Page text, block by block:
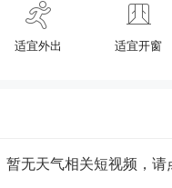
适宜外出 适宜开窗
暂无天气相关短视频，请